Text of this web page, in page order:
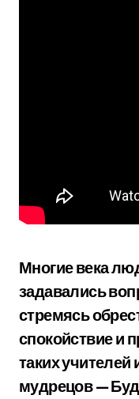
Многие века
задавались
стремясь
спокойствие и
таких
мудрецов —